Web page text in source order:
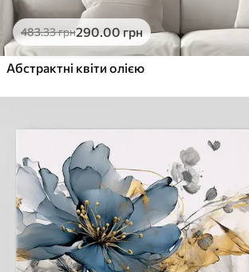
483.33грн290.00грн
Абстрактні квіти олією